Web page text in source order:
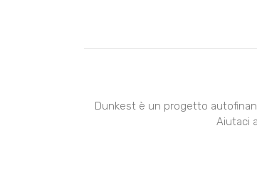
Dunkest è un progetto
Aiutaci